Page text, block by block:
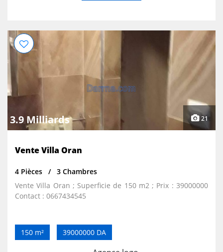
3.9 Milliards 21
Vente Villa Oran
4 Pièces
3 Chambres
Vente Villa Oran ; Superficie de 150 m2 ; Prix : 39000000
Contact : 0667434545
150 m² 39000000 DA